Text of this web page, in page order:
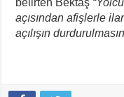
belirten Bektaş
açısından afişlerle
açılışın